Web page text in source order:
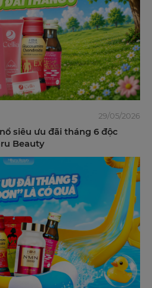
29/05/2026
siêu ưu đãi tháng 6 độc
Beauty